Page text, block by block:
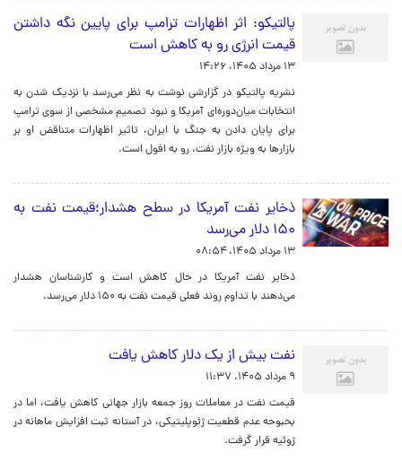
پالتیکو: اثر اظهارات ترامپ برای پایین نگه داشتن
قیمت انرژی رو به کاهش است
۱۳ مرداد ۱۴۰۵، ۱۴:۲۶
نشریه پالتیکو در گزارشی نوشت به نظر می‌رسد با نزدیک شدن به
انتخابات میان‌دوره‌ای آمریکا و نبود تصمیم مشخصی از سوی ترامپ
برای پایان دادن به جنگ با ایران، تاثیر اظهارات متناقض او بر
بازارها به ویژه بازار نفت، رو به افول است.
ذخایر نفت آمریکا در سطح هشدار؛‌قیمت نفت به
۱۵۰ دلار می‌رسد
۱۳ مرداد ۱۴۰۵، ۰۸:۵۴
ذخایر نفت آمریکا در حال کاهش است و کارشناسان هشدار
می‌دهند با تداوم روند فعلی قیمت نفت به ۱۵۰ دلار می‌رسد.
نفت بیش از یک دلار کاهش یافت
۹ مرداد ۱۴۰۵، ۱۱:۳۷
قیمت نفت در معاملات روز جمعه بازار جهانی کاهش یافت، اما در
بحبوحه عدم قطعیت ژئوپلیتیکی، در آستانه ثبت افزایش ماهانه در
ژوئیه قرار گرفت.